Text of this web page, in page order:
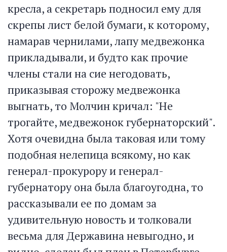
кресла, а секретарь подносил ему для
скрепы лист белой бумаги, к которому,
намарав чернилами, лапу медвежонка
прикладывали, и будто как прочие
члены стали на сие негодовать,
приказывая сторожу медвежонка
выгнать, то Молчин кричал: "Не
трогайте, медвежонок губернаторский".
Хотя очевидна была таковая или тому
подобная нелепица всякому, но как
генерал-прокурору и генерал-
губернатору она была благоугодна, то
рассказывали ее по домам за
удивительную новость и толковали
весьма для Державина невыгодно, и